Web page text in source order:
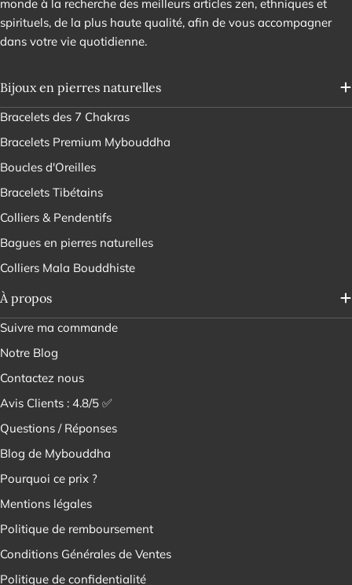
monde à la recherche des meilleurs articles zen, ethniques et
spirituels, de la plus haute qualité, afin de vous accompagner
dans votre vie quotidienne.
Bijoux en pierres naturelles
Bracelets des 7 Chakras
Bracelets Premium Mybouddha
Boucles d'Oreilles
Bracelets Tibétains
Colliers & Pendentifs
Bagues en pierres naturelles
Colliers Mala Bouddhiste
À propos
Suivre ma commande
Notre Blog
Contactez nous
Avis Clients : 4.8/5 ✅
Questions / Réponses
Blog de Mybouddha
Pourquoi ce prix ?
Mentions légales
Politique de remboursement
Conditions Générales de Ventes
Politique de confidentialité